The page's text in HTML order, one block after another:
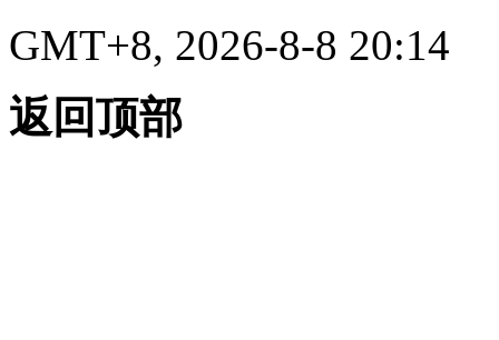
GMT+8, 2026-8-8 20:14
返回顶部